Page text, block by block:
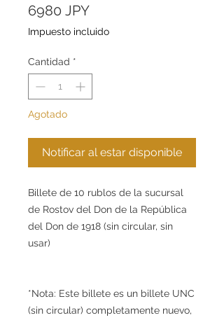
6980 JPYPrecio
Impuesto incluido
Cantidad *
Agotado
Notificar al estar disponible
Billete de 10 rublos de la sucursal
de Rostov del Don de la República
del Don de 1918 (sin circular, sin
usar)
*Nota: Este billete es un billete UNC
(sin circular) completamente nuevo,